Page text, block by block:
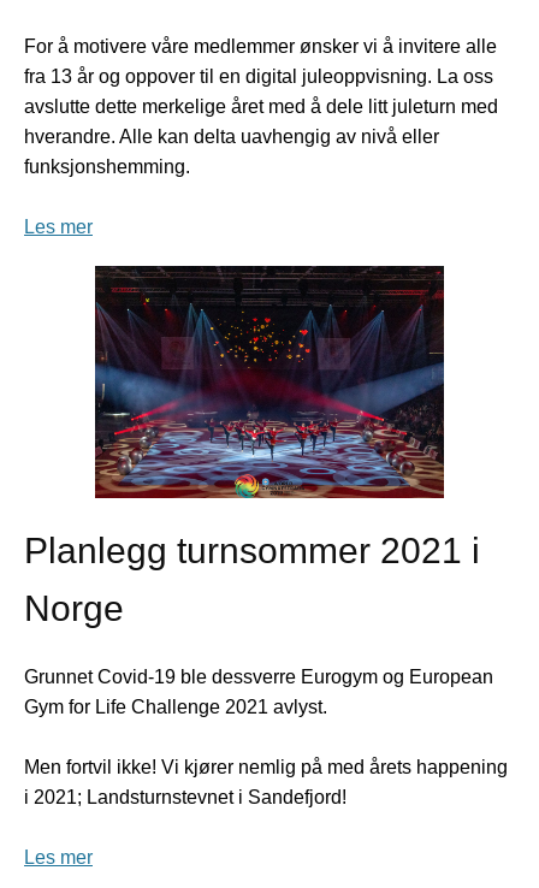
For å motivere våre medlemmer ønsker vi å invitere alle
fra 13 år og oppover til en digital juleoppvisning. La oss
avslutte dette merkelige året med å dele litt juleturn med
hverandre. Alle kan delta uavhengig av nivå eller
funksjonshemming.
Les mer
Planlegg turnsommer 2021 i
Norge
Grunnet Covid-19 ble dessverre Eurogym og European
Gym for Life Challenge 2021 avlyst.
Men fortvil ikke! Vi kjører nemlig på med årets happening
i 2021; Landsturnstevnet i Sandefjord!
Les mer